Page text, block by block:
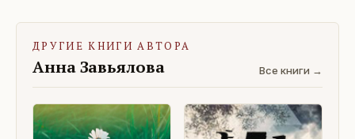
ДРУГИЕ КНИГИ АВТОРА
Анна Завьялова Все книги →